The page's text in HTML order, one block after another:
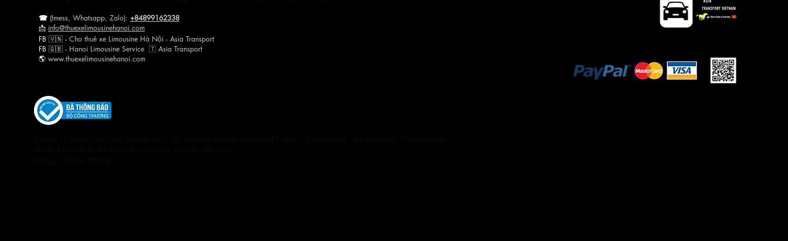
☎ (Imess, Whatsapp, Zalo): +84899162338
📩 info@thuexelimousinehanoi.com
FB 🇻🇳 - Cho thuê xe Limousine Hà Nội - Asia Transport
FB 🇬🇧 - Hanoi Limousine Service 🇹​ Asia Transport
🌎 www.thuexelimousinehanoi.com